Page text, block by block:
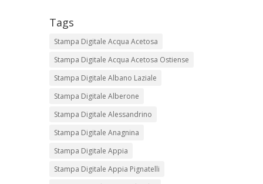
Tags
Stampa Digitale Acqua Acetosa
Stampa Digitale Acqua Acetosa Ostiense
Stampa Digitale Albano Laziale
Stampa Digitale Alberone
Stampa Digitale Alessandrino
Stampa Digitale Anagnina
Stampa Digitale Appia
Stampa Digitale Appia Pignatelli